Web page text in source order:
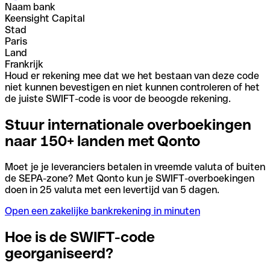
Naam bank
Keensight Capital
Stad
Paris
Land
Frankrijk
Houd er rekening mee dat we het bestaan van deze code
niet kunnen bevestigen en niet kunnen controleren of het
de juiste SWIFT-code is voor de beoogde rekening.
Stuur internationale overboekingen
naar 150+ landen met Qonto
Moet je je leveranciers betalen in vreemde valuta of buiten
de SEPA-zone? Met Qonto kun je SWIFT-overboekingen
doen in 25 valuta met een levertijd van 5 dagen.
Open een zakelijke bankrekening in minuten
Hoe is de SWIFT-code
georganiseerd?